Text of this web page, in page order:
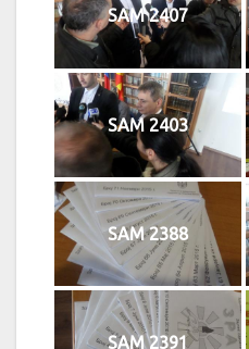
SAM 2407
SAM 2403
SAM 2388
SAM 2391